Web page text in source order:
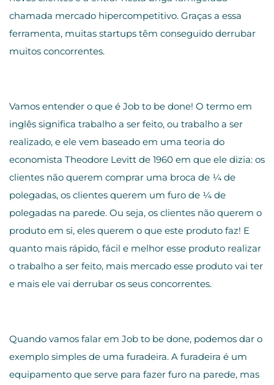
chamada mercado hipercompetitivo. Graças a essa
ferramenta, muitas startups têm conseguido derrubar
muitos concorrentes.
Vamos entender o que é Job to be done! O termo em
inglês significa trabalho a ser feito, ou trabalho a ser
realizado, e ele vem baseado em uma teoria do
economista Theodore Levitt de 1960 em que ele dizia: os
clientes não querem comprar uma broca de ¼ de
polegadas, os clientes querem um furo de ¼ de
polegadas na parede. Ou seja, os clientes não querem o
produto em si, eles querem o que este produto faz! E
quanto mais rápido, fácil e melhor esse produto realizar
o trabalho a ser feito, mais mercado esse produto vai ter
e mais ele vai derrubar os seus concorrentes.
Quando vamos falar em Job to be done, podemos dar o
exemplo simples de uma furadeira. A furadeira é um
equipamento que serve para fazer furo na parede, mas